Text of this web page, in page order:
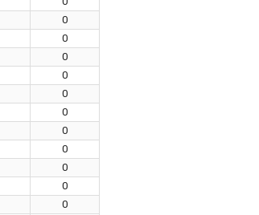
0
0
0
0
0
0
0
0
0
0
0